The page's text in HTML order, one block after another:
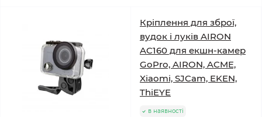
Кріплення для зброї,
вудок і луків AIRON
AC160 для екшн-камер
GoPro, AIRON, ACME,
Xiaomi, SJCam, EKEN,
ThiEYE
в наявності